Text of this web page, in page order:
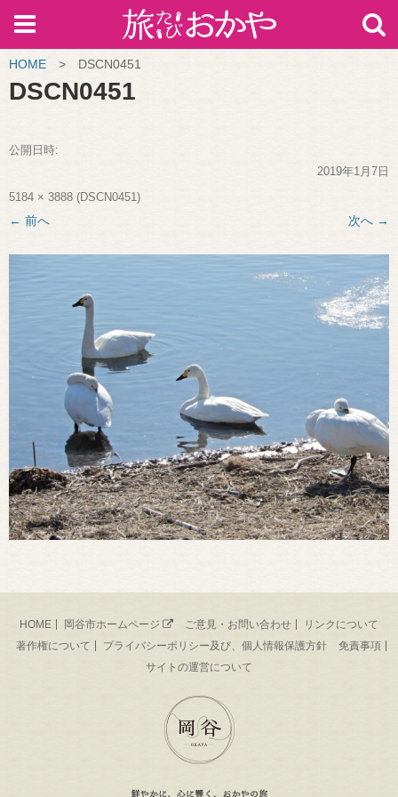
HOME > DSCN0451
DSCN0451
公開日時:
2019年1月7日
5184 × 3888 (DSCN0451)
← 前へ 次へ →
HOME 岡谷市ホームページ ご意見・お問い合わせ
リンクについて
著作権について
プライバシーポリシー及び、個人情報保護方針
免責事項
サイトの運営について